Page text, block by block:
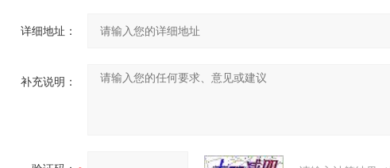
详细地址：
补充说明：